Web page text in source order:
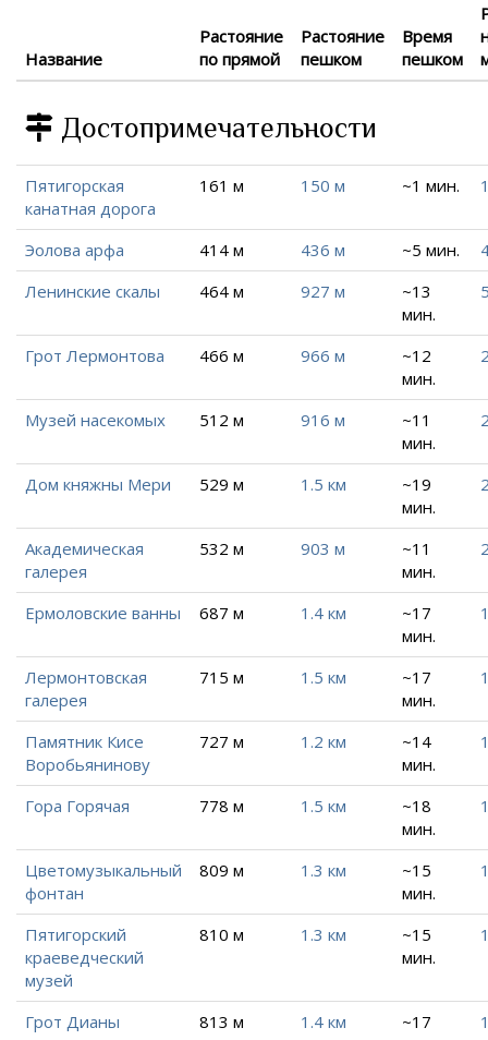
Название
Растояние
по прямой
Растояние
пешком
Время
пешком
Достопримечательности
Пятигорская
канатная дорога
161 м 150 м ~1 мин.
Эолова арфа 414 м 436 м ~5 мин.
Ленинские скалы
464 м 927 м
~13
мин.
Грот Лермонтова 466 м 966 м
~12
мин.
Музей насекомых 512 м 916 м
~11
мин.
Дом княжны Мери 529 м 1.5 км
~19
мин.
Академическая
галерея
532 м 903 м
~11
мин.
Ермоловские ванны 687 м 1.4 км
~17
мин.
Лермонтовская
галерея
715 м 1.5 км
~17
мин.
Памятник Кисе
Воробьянинову
727 м 1.2 км
~14
мин.
Гора Горячая 778 м 1.5 км
~18
мин.
Цветомузыкальный
фонтан
809 м 1.3 км
~15
мин.
Пятигорский
краеведческий
музей
810 м 1.3 км
~15
мин.
Грот Дианы 813 м 1.4 км
~17